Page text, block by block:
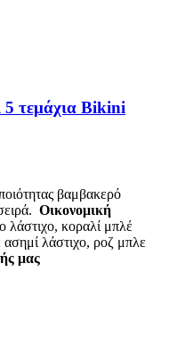
τεμάχια Bikini
βαμβακερό
Οικονομική
λάστιχο, κοραλί μπλέ
λάστιχο, ροζ μπλε
μας